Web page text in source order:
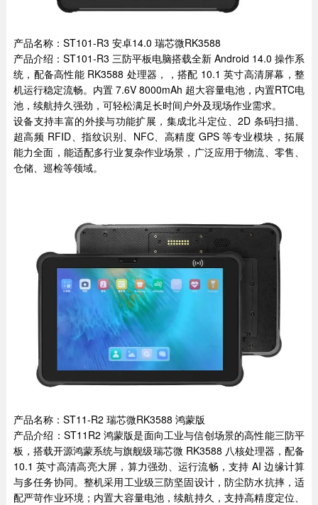
产品名称：ST101-R3 安卓14.0 瑞芯微RK3588
产品介绍：ST101-R3 三防平板电脑搭载全新 Android 14.0 操作系
统，配备高性能 RK3588 处理器，，搭配 10.1 英寸高清屏幕，整
机运行稳定流畅。内置 7.6V 8000mAh 超大容量电池，内置RTC电
池，续航持久强劲，可轻松满足长时间户外及现场作业需求。
设备支持丰富的外接与功能扩展，集成北斗定位、2D 条码扫描、
超高频 RFID、指纹识别、NFC、高精度 GPS 等专业模块，拓展
能力全面，能适配多行业复杂作业场景，广泛应用于物流、零售、
仓储、巡检等领域。
产品名称：ST11-R2 瑞芯微RK3588 鸿蒙版
产品介绍：ST11R2 鸿蒙版是面向工业与信创场景的高性能三防平
板，搭载开源鸿蒙系统与旗舰级瑞芯微 RK3588 八核处理器，配备
10.1 英寸高清高亮大屏，算力强劲、运行流畅，支持 AI 边缘计算
与多任务协同。整机采用工业级三防坚固设计，防尘防水抗摔，适
配严苛作业环境；内置大容量电池，续航持久，支持高精度定位、